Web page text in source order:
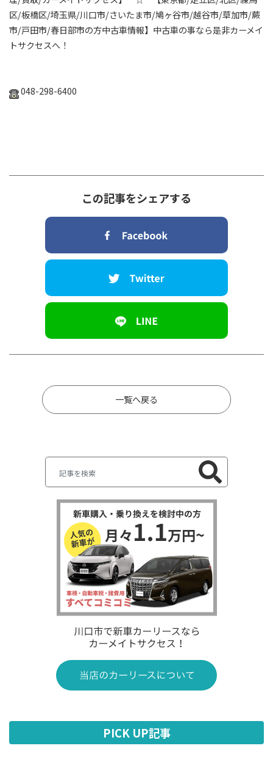
区/板橋区/埼玉県/川口市/さいたま市/鳩ヶ谷市/越谷市/草加市/蕨
市/戸田市/春日部市の方中古車情報】中古車の事なら是非カーメイ
トサクセスへ！
048-298-6400
この記事をシェアする
一覧へ戻る
PICK UP記事